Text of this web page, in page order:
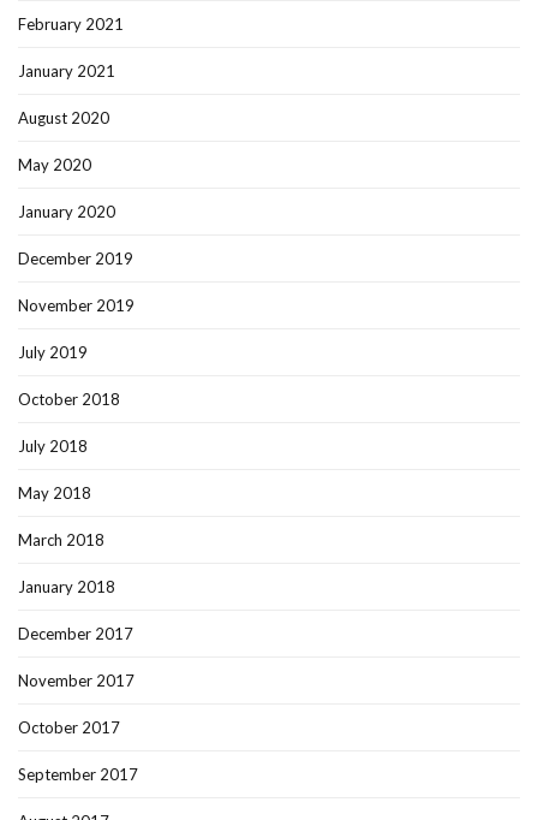
February 2021
January 2021
August 2020
May 2020
January 2020
December 2019
November 2019
July 2019
October 2018
July 2018
May 2018
March 2018
January 2018
December 2017
November 2017
October 2017
September 2017